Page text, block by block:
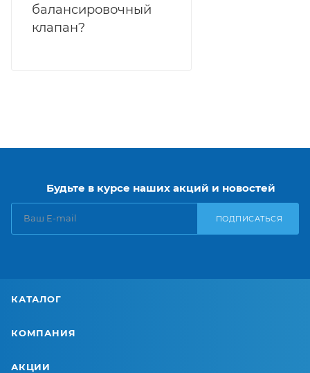
балансировочный
клапан?
Будьте в курсе наших акций и новостей
ПОДПИСАТЬСЯ
КАТАЛОГ
КОМПАНИЯ
АКЦИИ